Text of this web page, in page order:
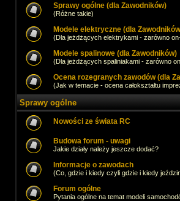
Sprawy ogólne (dla Zawodników)
(Różne takie)
Modele elektryczne (dla
(Dla jeżdżących elektrykami - zarówno
Modele spalinowe (dla Zawodników)
(Dla jeżdżących spaliniakami - zarówno
Ocena rozegranych zawodów (dla
(Jak w temacie - ocena całokształtu
Sprawy ogólne
Nowości ze świata RC
Budowa forum - uwagi
Jakie działy należy jeszcze dodać?
Informacje o zawodach
(Co, gdzie i kiedy czyli gdzie i kiedy
Forum ogólne
Pytania ogólne na temat modeli